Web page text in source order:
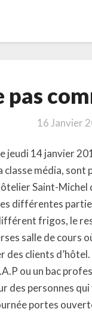
pas
16 Janvier
jeudi 14 janvier
classe média,
Saint-Michel
différentes
frigos, le
salle de cours
clients
ou un bac
des personnes
portes